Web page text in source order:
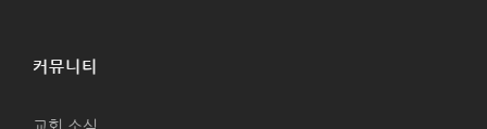
커뮤니티